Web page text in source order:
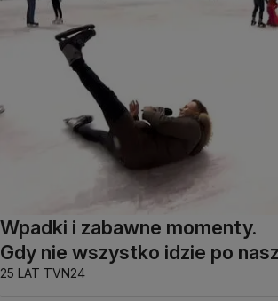
Wpadki i zabawne momenty.
Gdy nie wszystko idzie po
25 LAT TVN24